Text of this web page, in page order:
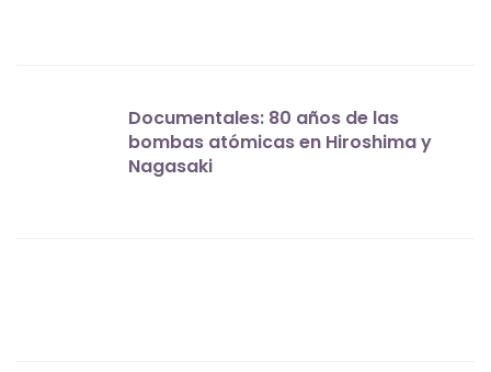
Documentales: 80 años de las
bombas atómicas en Hiroshima y
Nagasaki